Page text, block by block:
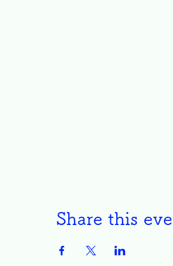
Share this